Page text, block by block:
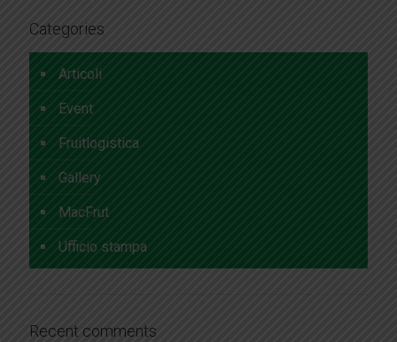
Categories
Articoli
Event
Fruitlogistica
Gallery
MacFrut
Ufficio stampa
Recent comments